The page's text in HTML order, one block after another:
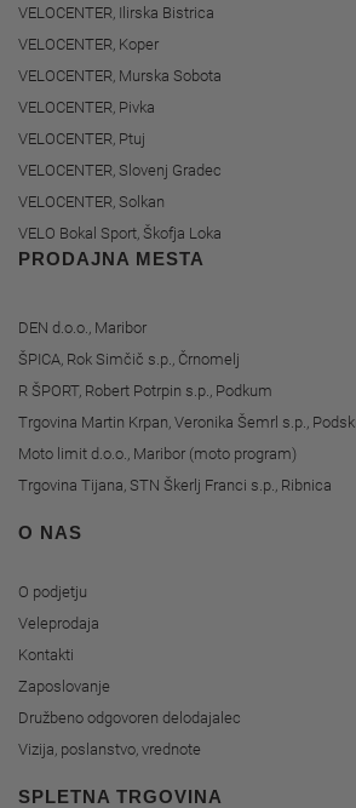
VELOCENTER, Ilirska Bistrica
VELOCENTER, Koper
VELOCENTER, Murska Sobota
VELOCENTER, Pivka
VELOCENTER, Ptuj
VELOCENTER, Slovenj Gradec
VELOCENTER, Solkan
VELO Bokal Sport, Škofja Loka
PRODAJNA MESTA
DEN d.o.o., Maribor
ŠPICA, Rok Simčič s.p., Črnomelj
R ŠPORT, Robert Potrpin s.p., Podkum
Trgovina Martin Krpan, Veronika Šemrl s.p.,
Moto limit d.o.o., Maribor (moto program)
Trgovina Tijana, STN Škerlj Franci s.p., Ribnica
O NAS
O podjetju
Veleprodaja
Kontakti
Zaposlovanje
Družbeno odgovoren delodajalec
Vizija, poslanstvo, vrednote
SPLETNA TRGOVINA